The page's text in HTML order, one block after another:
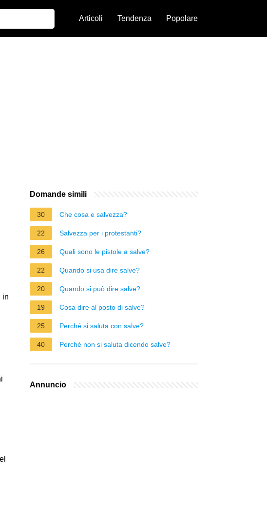
Articoli Tendenza Popolare
in
Domande simili
30 Che cosa e salvezza?
22 Salvezza per i protestanti?
26 Quali sono le pistole a salve?
22 Quando si usa dire salve?
20 Quando si può dire salve?
19 Cosa dire al posto di salve?
25 Perché si saluta con salve?
40 Perché non si saluta dicendo salve?
Annuncio